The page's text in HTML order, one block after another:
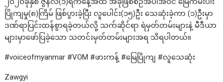
ပြိုကျမှု(၈)ကြိမ် ဖြစ်ပွားခဲ့ပြီး လူပေါင်း(၁၅)ဦး သေဆုံးခဲ့ကာ (၁)ဦးမှာ
ဒဏ်ရာပြင်းထန်စွာရခဲ့တယ်လို့ သက်ဆိုင်ရာ ရဲမှတ်တမ်းများနဲ့ မီဒီယာ
များမှာဖော်ပြခဲ့သော သတင်းမှတ်တမ်းများအရ သိရပါတယ်။
#voiceofmyanmar #VOM #ဖားကန့် #မြေပြိုကျ #လူသေဆုံး
Zawgyi